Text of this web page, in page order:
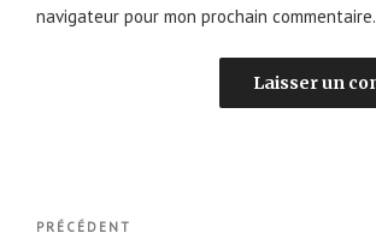
navigateur pour mon prochain commentaire.
Navigation
Article
PRÉCÉDENT